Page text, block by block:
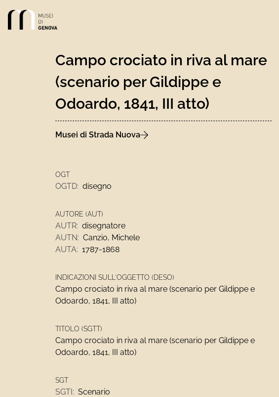
Link alla homepage
Campo crociato in riva al mare
(scenario per Gildippe e
Odoardo, 1841, III atto)
Musei di Strada Nuova
OGT
OGTD: disegno
AUTORE (AUT)
AUTR: disegnatore
AUTN: Canzio, Michele
AUTA: 1787-1868
INDICAZIONI SULL'OGGETTO (DESO)
Campo crociato in riva al mare (scenario per Gildippe e
Odoardo, 1841, III atto)
TITOLO (SGTT)
Campo crociato in riva al mare (scenario per Gildippe e
Odoardo, 1841, III atto)
SGT
SGTI: Scenario